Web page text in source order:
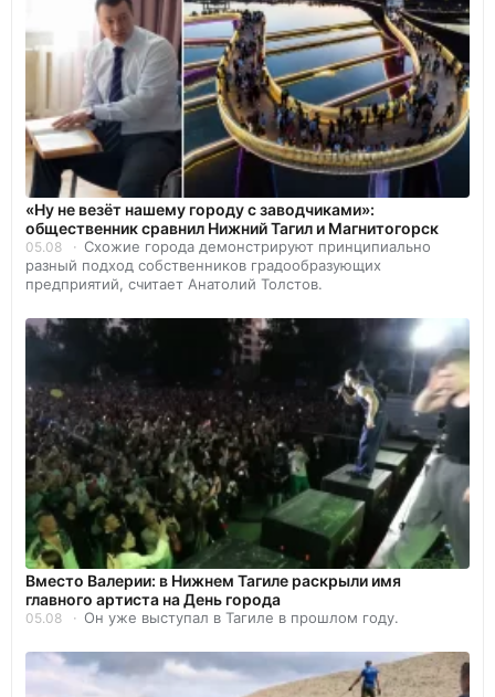
«Ну не везёт нашему городу с заводчиками»:
общественник сравнил Нижний Тагил и Магнитогорск
05.08
Схожие города демонстрируют принципиально
разный подход собственников градообразующих
предприятий, считает Анатолий Толстов.
Вместо Валерии: в Нижнем Тагиле раскрыли имя
главного артиста на День города
05.08 Он уже выступал в Тагиле в прошлом году.